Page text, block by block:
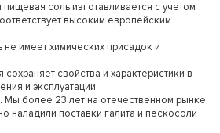
соль изготавливается с учетом
высоким европейским
имеет химических присадок и
свойства и характеристики в
и эксплуатации
Мы более 23 лет на отечественном рынке.
наладили поставки галита и пескосоли